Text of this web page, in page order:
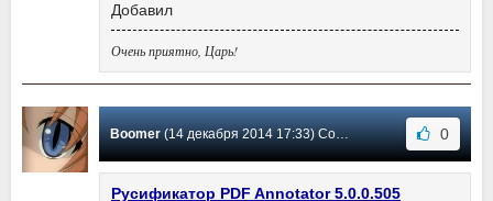
Добавил
Очень приятно, Царь!
Boomer(14 декабря 2014 17:33) Сообщение #4 0
Русификатор PDF Annotator 5.0.0.505